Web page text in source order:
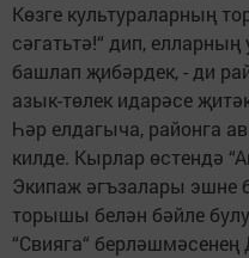
Көзге культураларның
сәгатьтә!“ дип,
башлап җибәрдек, - ди
азык-төлек идарәсе
Һәр елдагыча, районга
килде. Кырлар өстендә
Экипаж әгъзалары эшне
торышы белән бәйле
“Свияга“